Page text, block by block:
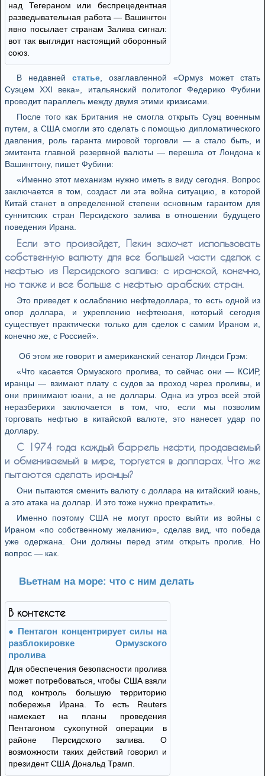
над Тегераном или беспрецедентная
разведывательная работа — Вашингтон
явно посылает странам Залива сигнал:
вот так выглядит настоящий оборонный
союз.
В недавней статье , озаглавленной «Ормуз может стать
Суэцем XXI века», итальянский политолог Федерико Фубини
проводит параллель между двумя этими кризисами.
После того как Британия не смогла открыть Суэц военным
путем, а США смогли это сделать с помощью дипломатического
давления, роль гаранта мировой торговли — а стало быть, и
эмитента главной резервной валюты — перешла от Лондона к
Вашингтону, пишет Фубини:
«Именно этот механизм нужно иметь в виду сегодня. Вопрос
заключается в том, создаст ли эта война ситуацию, в которой
Китай станет в определенной степени основным гарантом для
суннитских стран Персидского залива в отношении будущего
поведения Ирана.
Если это произойдет, Пекин захочет использовать
собственную валюту для все большей части сделок с
нефтью из Персидского залива: с иранской, конечно,
но также и все больше с нефтью арабских стран.
Это приведет к ослаблению нефтедоллара, то есть одной из
опор доллара, и укреплению нефтеюаня, который сегодня
существует практически только для сделок с самим Ираном и,
конечно же, с Россией».
Об этом же говорит и американский сенатор Линдси Грэм:
«Что касается Ормузского пролива, то сейчас они — КСИР,
иранцы — взимают плату с судов за проход через проливы, и
они принимают юани, а не доллары. Одна из угроз всей этой
неразберихи заключается в том, что, если мы позволим
торговать нефтью в китайской валюте, это нанесет удар по
доллару.
С 1974 года каждый баррель нефти, продаваемый
и обмениваемый в мире, торгуется в долларах. Что же
пытаются сделать иранцы?
Они пытаются сменить валюту с доллара на китайский юань,
а это атака на доллар. И это тоже нужно прекратить».
Именно поэтому США не могут просто выйти из войны с
Ираном «по собственному желанию», сделав вид, что победа
уже одержана. Они должны перед этим открыть пролив. Но
вопрос — как.
Вьетнам на море: что с ним делать
В контексте
Пентагон концентрирует силы на
разблокировке Ормузского
пролива
Для обеспечения безопасности пролива
может потребоваться, чтобы США взяли
под контроль большую территорию
побережья Ирана. То есть Reuters
намекает на планы проведения
Пентагоном сухопутной операции в
районе Персидского залива. О
возможности таких действий говорил и
президент США Дональд Трамп.